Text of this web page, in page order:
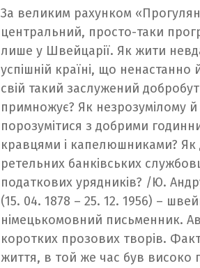
За великим рахунком
центральний, просто-таки
лише у Швейцарії. Як жити
успішній країні, що
свій такий заслужений
примножує? Як незрозумілому
порозумітися з добрими
кравцями і капелюшниками? Як
ретельних банківських
податкових урядників? /Ю.
(15. 04. 1878 – 25. 12. 1956) –
німецькомовний письменник.
коротких прозових творів.
життя, в той же час був високо